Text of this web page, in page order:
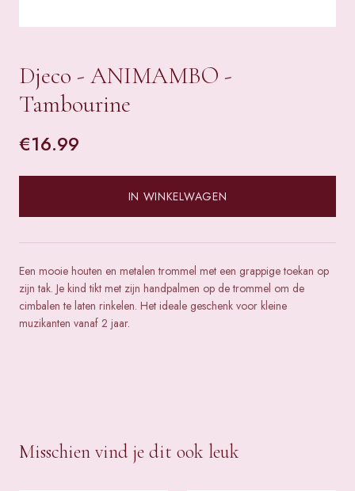
Djeco - ANIMAMBO -
Tambourine
€16.99
IN WINKELWAGEN
Een mooie houten en metalen trommel met een grappige toekan op
zijn tak. Je kind tikt met zijn handpalmen op de trommel om de
cimbalen te laten rinkelen. Het ideale geschenk voor kleine
muzikanten vanaf 2 jaar.
Misschien vind je dit ook leuk